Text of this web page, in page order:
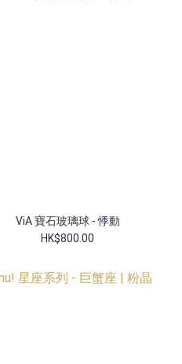
ViA 寶石玻璃球 - 悸動
HK$800.00